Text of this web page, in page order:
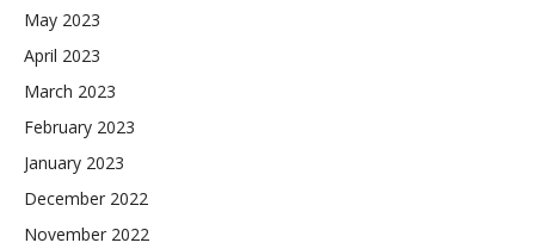
May 2023
April 2023
March 2023
February 2023
January 2023
December 2022
November 2022